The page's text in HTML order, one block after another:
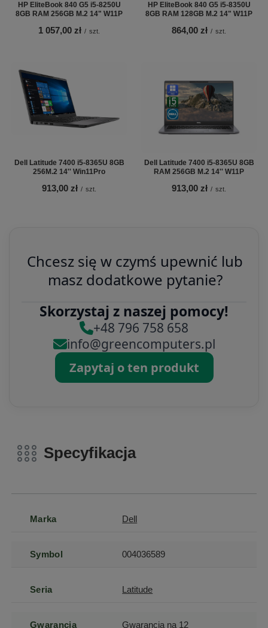
HP EliteBook 840 G5 i5-8250U
8GB RAM 256GB M.2 14" W11P
1 057,00 zł / szt.
HP EliteBook 840 G5 i5-8350U
8GB RAM 128GB M.2 14" W11P
864,00 zł / szt.
Dell Latitude 7400 i5-8365U 8GB
256M.2 14'' Win11Pro
913,00 zł / szt.
Dell Latitude 7400 i5-8365U 8GB
RAM 256GB M.2 14'' W11P
913,00 zł / szt.
Chcesz się w czymś upewnić lub
masz dodatkowe pytanie?
Skorzystaj z naszej pomocy!
+48 796 758 658
info@greencomputers.pl
Zapytaj o ten produkt
Specyfikacja
Marka Dell
Symbol 004036589
Seria Latitude
Gwarancja Gwarancja na 12